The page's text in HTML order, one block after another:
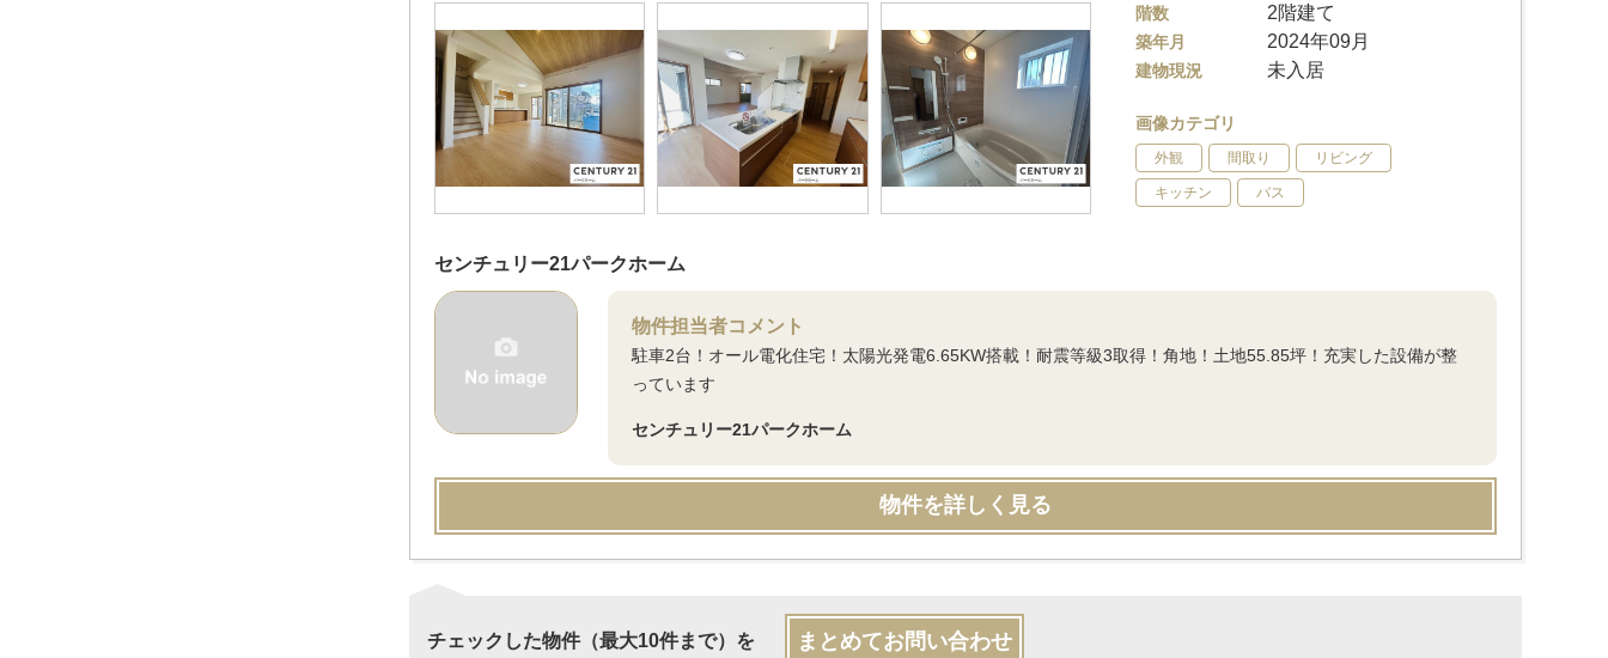
階数 2階建て
築年月 2024年09月
建物現況 未入居
画像カテゴリ
外観 間取り リビング
キッチン バス
センチュリー21パークホーム
物件担当者コメント
駐車2台！オール電化住宅！太陽光発電6.65KW搭載！耐震等級3取得！角地！土地55.85坪！充実した設備が整
っています
センチュリー21パークホーム
物件を詳しく見る
チェックした物件（最大10件まで）を まとめてお問い合わせ